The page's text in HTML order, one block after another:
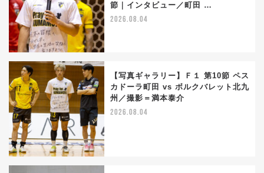
節｜インタビュー／町田 …
2026.08.04
【写真ギャラリー】Ｆ１ 第10節 ペス
カドーラ町田 vs ボルクバレット北九
州／撮影＝満本泰介
2026.08.04